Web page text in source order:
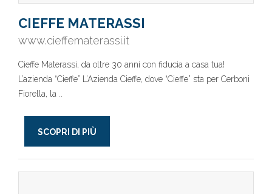
CIEFFE MATERASSI
www.cieffematerassi.it
Cieffe Materassi, da oltre 30 anni con fiducia a casa tua!
L’azienda “Cieffe” L’Azienda Cieffe, dove “Cieffe” sta per Cerboni
Fiorella, la ..
SCOPRI DI PIÙ